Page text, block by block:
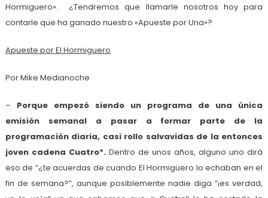
Hormiguero». ¿Tendremos que llamarle nosotros hoy para
contarle que ha ganado nuestro «Apueste por Una»?
Apueste por El Hormiguero
Por Mike Medianoche
– Porque empezó siendo un programa de una única
emisión semanal a pasar a formar parte de la
programación diaria, casi rollo salvavidas de la entonces
joven cadena Cuatroº. Dentro de unos años, alguno uno dirá
eso de “¿te acuerdas de cuando El Hormiguero lo echaban en el
fin de semana?”, aunque posiblemente nadie diga “¡es verdad,